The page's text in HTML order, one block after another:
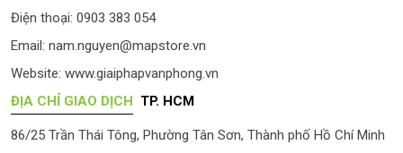
Điện thoại: 0903 383 054
Email: nam.nguyen@mapstore.vn
Website: www.giaiphapvanphong.vn
ĐỊA CHỈ GIAO DỊCH TP. HCM
86/25 Trần Thái Tông, Phường Tân Sơn, Thành phố Hồ Chí Minh